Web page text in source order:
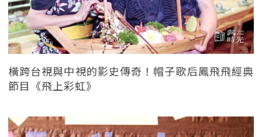
橫跨台視與中視的影史傳奇！帽子歌后鳳飛飛經典
節目《飛上彩虹》